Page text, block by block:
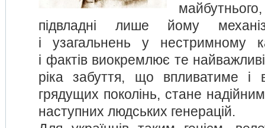
підвладні лише йому
і узагальнень у нестримному
і фактів виокремлює те
ріка забуття, що впливатиме і
грядущих поколінь, стане
наступних людських генерацій.